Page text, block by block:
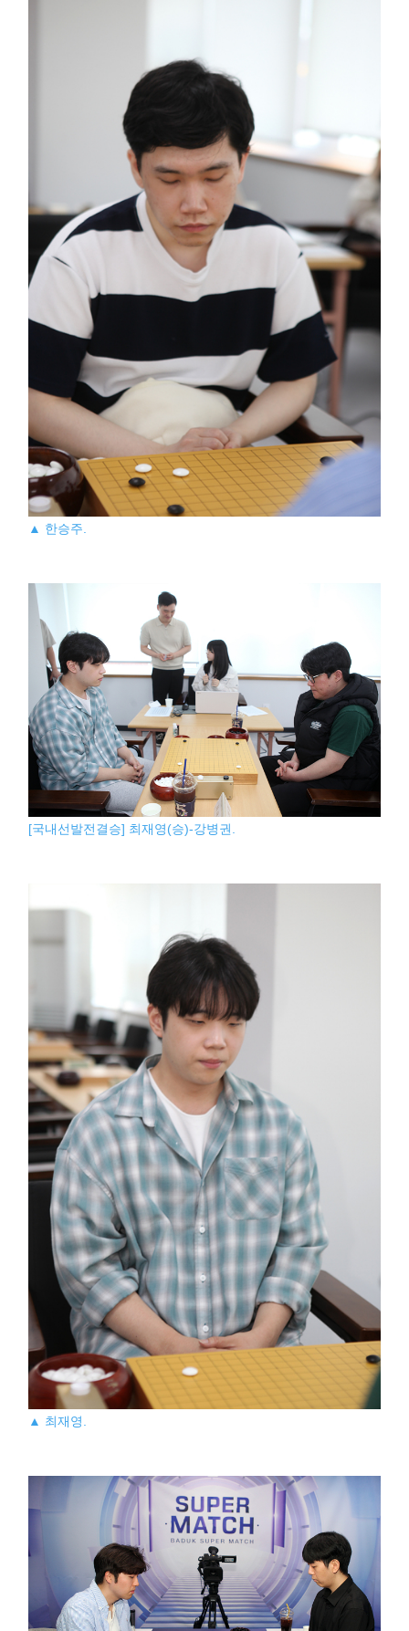
▲ 한승주.
[국내선발전결승] 최재영(승)-강병권.
▲ 최재영.